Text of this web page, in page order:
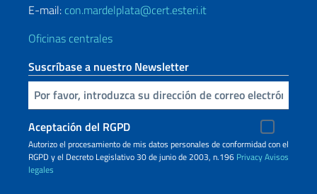
E-mail: con.mardelplata@cert.esteri.it
Oficinas centrales
Suscríbase a nuestro Newsletter
Inserta tu correo electronico
Aceptación del RGPD
Autorizo ​​el procesamiento de mis datos personales de conformidad con el
RGPD y el Decreto Legislativo 30 de junio de 2003, n.196 PrivacyAvisos
legales